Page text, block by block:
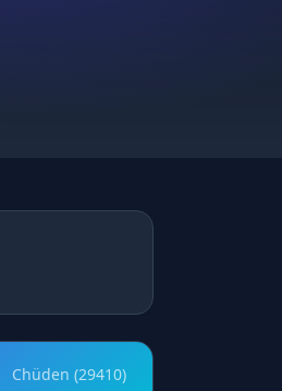
Chüden (29410)